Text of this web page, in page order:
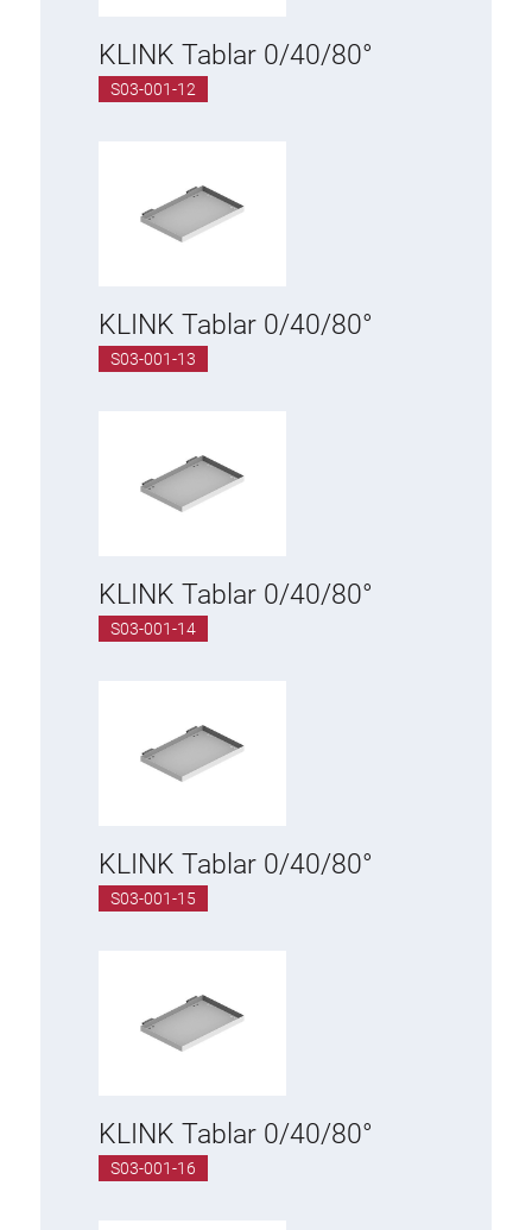
KLINK Tablar 0/40/80°
S03-001-12
KLINK Tablar 0/40/80°
S03-001-13
KLINK Tablar 0/40/80°
S03-001-14
KLINK Tablar 0/40/80°
S03-001-15
KLINK Tablar 0/40/80°
S03-001-16